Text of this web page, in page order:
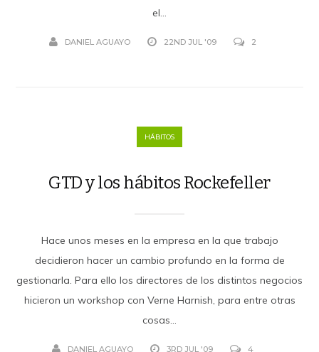
el...
DANIEL AGUAYO 22ND JUL '09 2
HÁBITOS
GTD y los hábitos Rockefeller
Hace unos meses en la empresa en la que trabajo
decidieron hacer un cambio profundo en la forma de
gestionarla. Para ello los directores de los distintos negocios
hicieron un workshop con Verne Harnish, para entre otras
cosas...
DANIEL AGUAYO 3RD JUL '09 4